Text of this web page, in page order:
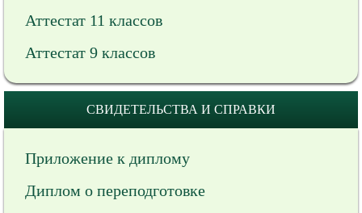
Аттестат 11 классов
Аттестат 9 классов
СВИДЕТЕЛЬСТВА И СПРАВКИ
Приложение к диплому
Диплом о переподготовке